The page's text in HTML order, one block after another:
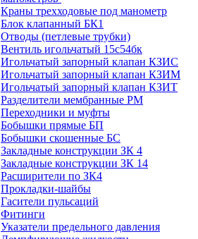
Краны трехходовые под манометр
Блок клапанный БК1
Отводы (петлевые трубки)
Вентиль игольчатый 15с54бк
Игольчатый запорный клапан КЗИС
Игольчатый запорный клапан КЗИМ
Игольчатый запорный клапан КЗИТ
Разделители мембранные РМ
Переходники и муфты
Бобышки прямые БП
Бобышки скошенные БС
Закладные конструкции ЗК 4
Закладные конструкции ЗК 14
Расширители по ЗК4
Прокладки-шайбы
Гасители пульсаций
Фитинги
Указатели предельного давления